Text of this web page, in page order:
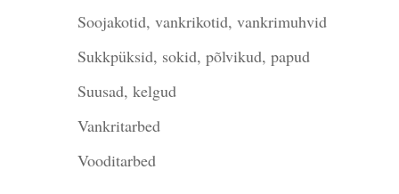
Soojakotid, vankrikotid, vankrimuhvid
Sukkpüksid, sokid, põlvikud, papud
Suusad, kelgud
Vankritarbed
Vooditarbed